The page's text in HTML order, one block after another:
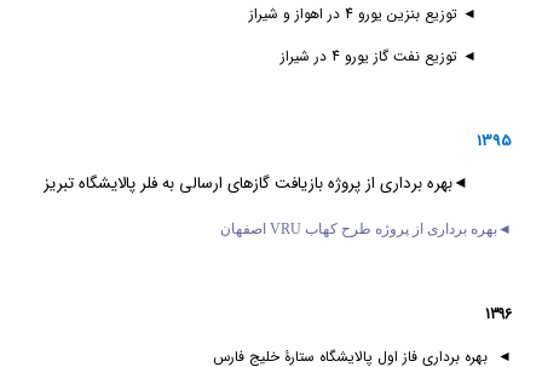
◄ توزیع بنزین یورو 4 در اهواز و شیراز
◄ توزیع نفت گاز یورو 4 در شیراز
1395
◄بهره برداری از پروژه بازیافت گازهای ارسالی به فلر پالایشگاه تبریز
◄بهره برداری از پروژه طرح کهاب VRU اصفهان
1396
◄ بهره برداری فاز اول پالایشگاه ستارۀ خلیج فارس